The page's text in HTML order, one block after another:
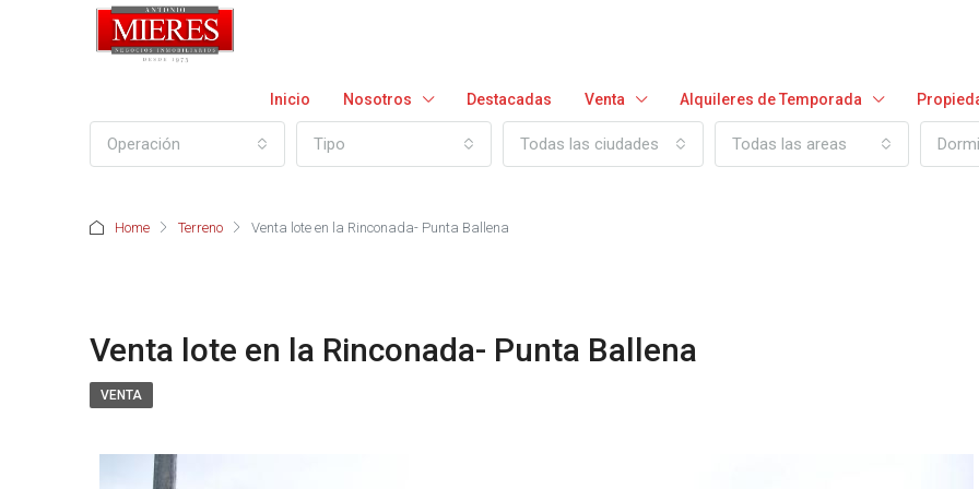
Inicio Nosotros Destacadas Venta Alquileres de Temporada
Operación Tipo Todas las ciudades Todas las areas
Home Terreno Venta lote en la Rinconada- Punta Ballena
Venta lote en la Rinconada- Punta Ballena
VENTA